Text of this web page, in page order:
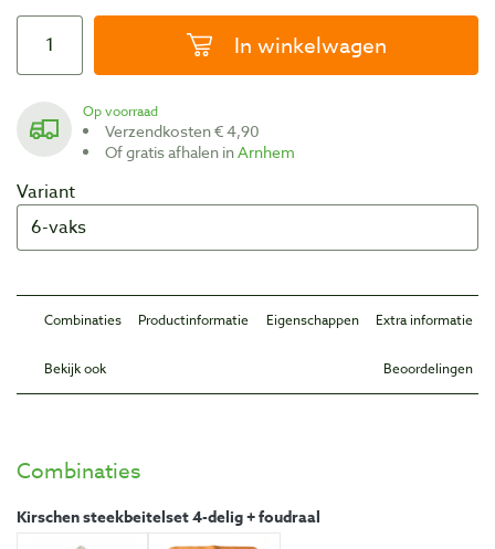
In winkelwagen
Op voorraad
Verzendkosten € 4,90
Of gratis afhalen inArnhem
Variant
Combinaties Productinformatie Eigenschappen Extra informatie
Bekijk ook Beoordelingen
Combinaties
Kirschen steekbeitelset 4-delig + foudraal